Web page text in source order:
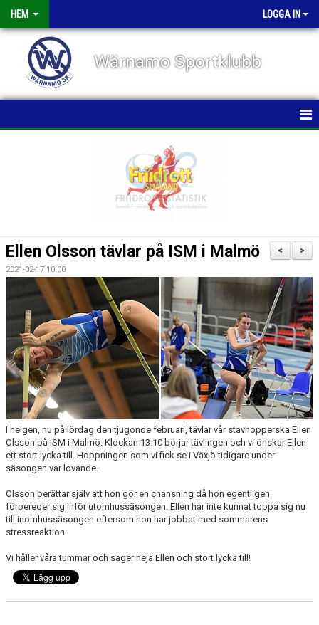
HEM LOGGA IN
Wärnamo Sportklubb
KALENDER
VÅRA GRUPPER/TRÄNARE
MEDLEMSANSÖKAN/PROVA-PÅ
MEDLEMSAVGIFTER
RESULTAT/STATISTIK
ARKIV
SPONSORSIDAN
>
<
Ellen Olsson tävlar på ISM i Malmö
2021-02-17 10:00
I helgen, nu på lördag den tjugonde februari, tävlar vår stavhopperska Ellen
Olsson på ISM i Malmö. Klockan 13.10 börjar tävlingen och vi önskar Ellen
ett stort lycka till. Hoppningen som vi fick se i Växjö tidigare under
säsongen var lovande.
Olsson berättar själv att hon gör en chansning då hon egentligen
förbereder sig inför utomhussäsongen. Ellen har inte kunnat toppa sig nu
till inomhussäsongen eftersom hon har jobbat med sommarens
stressreaktion.
Vi håller våra tummar och säger heja Ellen och stort lycka till!